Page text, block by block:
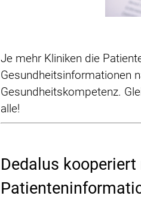
Je mehr Kliniken die
Gesundheitsinformationen
Gesundheitskompetenz.
alle!
Dedalus kooperiert